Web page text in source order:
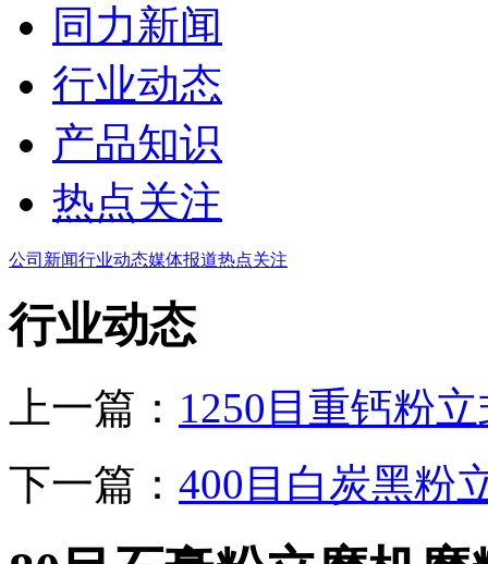
同力新闻
行业动态
产品知识
热点关注
公司新闻行业动态媒体报道热点关注
行业动态
上一篇： 1250目重钙粉
下一篇： 400目白炭黑粉